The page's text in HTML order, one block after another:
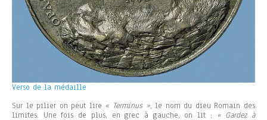
Verso de la médaille
Sur le pilier on peut lire « Terminus », le nom du dieu Romain des
limites. Une fois de plus, en grec à gauche, on lit : « Gardez à